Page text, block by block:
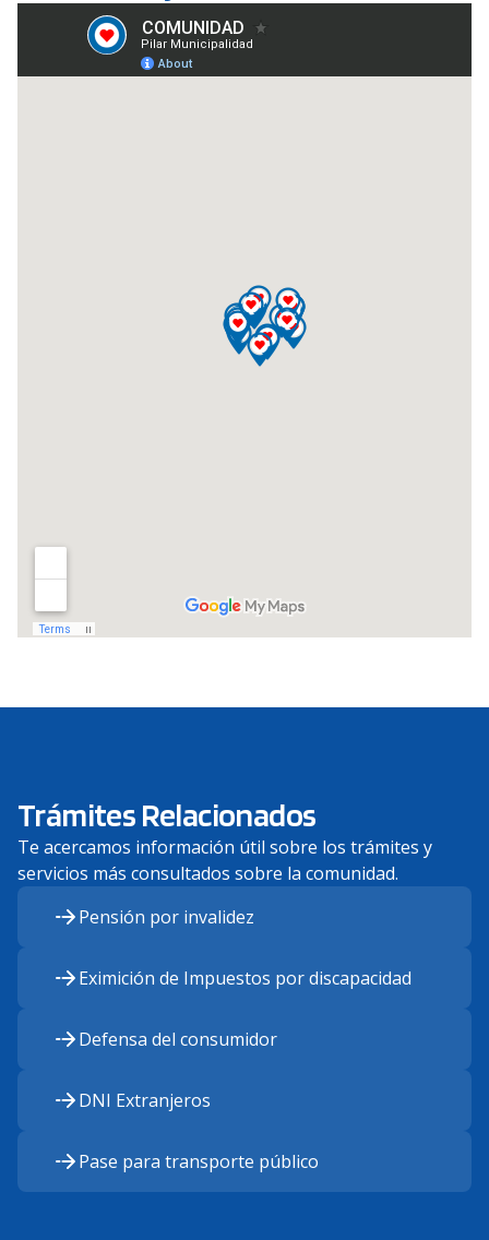
Trámites Relacionados
Te acercamos información útil sobre los trámites y
servicios más consultados sobre la comunidad.
Pensión por invalidez
Eximición de Impuestos por discapacidad
Defensa del consumidor
DNI Extranjeros
Pase para transporte público